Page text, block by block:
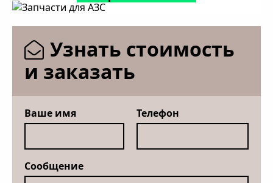
Узнать стоимость
и заказать
Ваше имя Телефон
Сообщение